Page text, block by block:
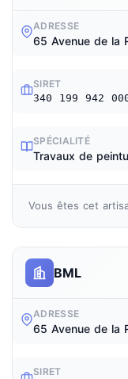
ADRESSE
65 Avenue de la
SIRET
340 199 942
SPÉCIALITÉ
Travaux de
Vous êtes cet
BML
ADRESSE
65 Avenue de la
SIRET